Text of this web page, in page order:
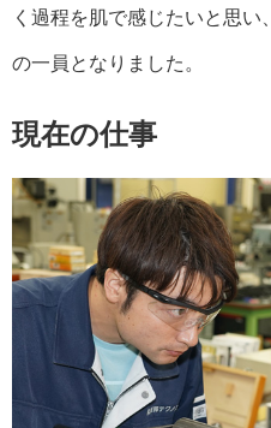
く過程を肌で感じたいと思
の一員となりました。
現在の仕事